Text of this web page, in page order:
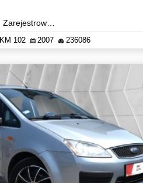
KM 102 2007 236086